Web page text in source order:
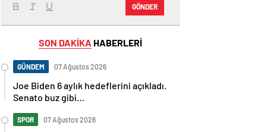
GÖNDER
SON DAKİKA HABERLERİ
GÜNDEM 07 Ağustos 2026
Joe Biden 6 aylık hedeflerini açıkladı.
Senato buz gibi…
SPOR 07 Ağustos 2026